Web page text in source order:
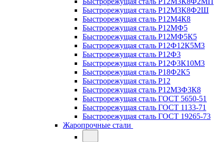
Быстрорежущая сталь Р12М3К8Ф2Ш
Быстрорежущая сталь Р12М4К8
Быстрорежущая сталь Р12МФ5
Быстрорежущая сталь Р12МФ5К5
Быстрорежущая сталь Р12Ф12К5М3
Быстрорежущая сталь Р12Ф3
Быстрорежущая сталь Р12Ф3К10М3
Быстрорежущая сталь Р18Ф2К5
Быстрорежущая сталь Р12
Быстрорежущая сталь Р12М3Ф3К8
Быстрорежущая сталь ГОСТ 5650-51
Быстрорежущая сталь ГОСТ 1133-71
Быстрорежущая сталь ГОСТ 19265-73
Жаропрочные стали